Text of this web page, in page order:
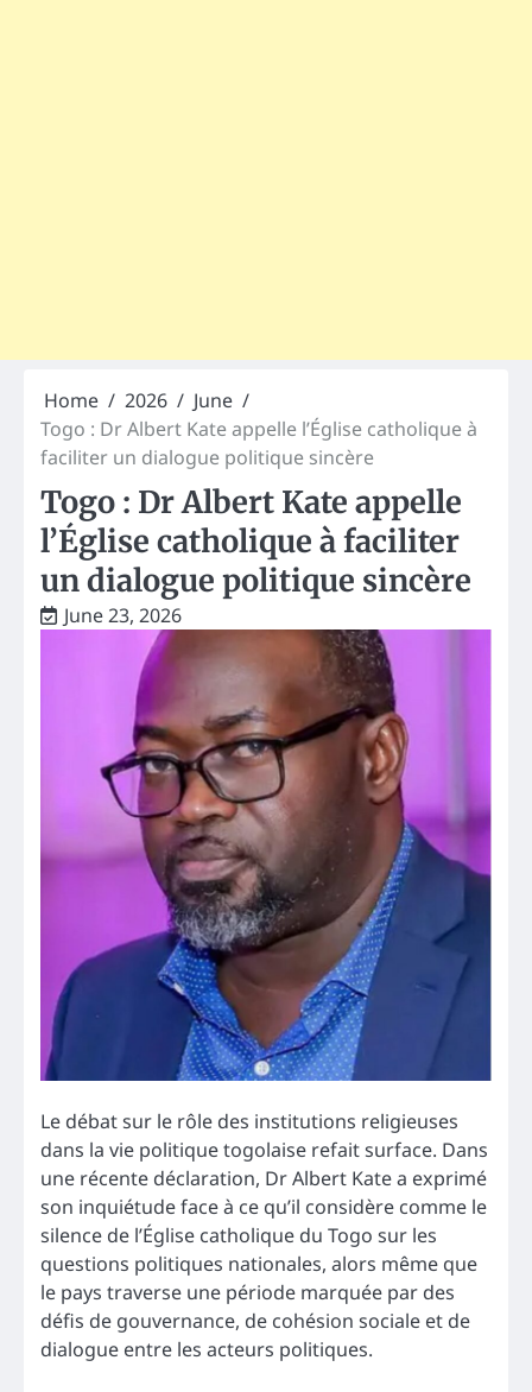
Home 2026
June
Togo : Dr Albert Kate appelle l’Église catholique à
faciliter un dialogue politique sincère
Togo : Dr Albert Kate appelle
l’Église catholique à faciliter
un dialogue politique sincère
June 23, 2026
Le débat sur le rôle des institutions religieuses
dans la vie politique togolaise refait surface. Dans
une récente déclaration, Dr Albert Kate a exprimé
son inquiétude face à ce qu’il considère comme le
silence de l’Église catholique du Togo sur les
questions politiques nationales, alors même que
le pays traverse une période marquée par des
défis de gouvernance, de cohésion sociale et de
dialogue entre les acteurs politiques.